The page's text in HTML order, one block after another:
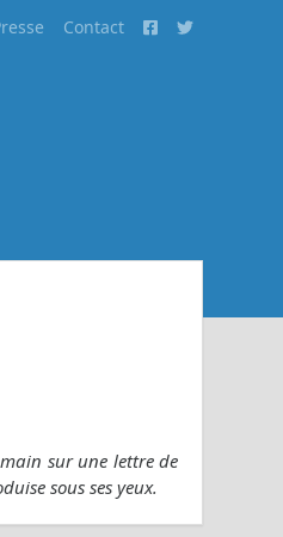
Contact
sur une lettre de
sous ses yeux.